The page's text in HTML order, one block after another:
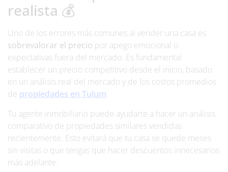
realista 💰
Uno de los errores más comunes al vender una casa es
sobrevalorar el precio por apego emocional o
expectativas fuera del mercado. Es fundamental
establecer un precio competitivo desde el inicio, basado
en un análisis real del mercado y de los costos promedios
de propiedades en Tulum.
Tu agente inmobiliario puede ayudarte a hacer un análisis
comparativo de propiedades similares vendidas
recientemente. Esto evitará que tu casa se quede meses
sin visitas o que tengas que hacer descuentos innecesarios
más adelante.